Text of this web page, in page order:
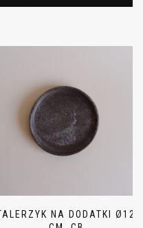
NA DODATKI Ø12